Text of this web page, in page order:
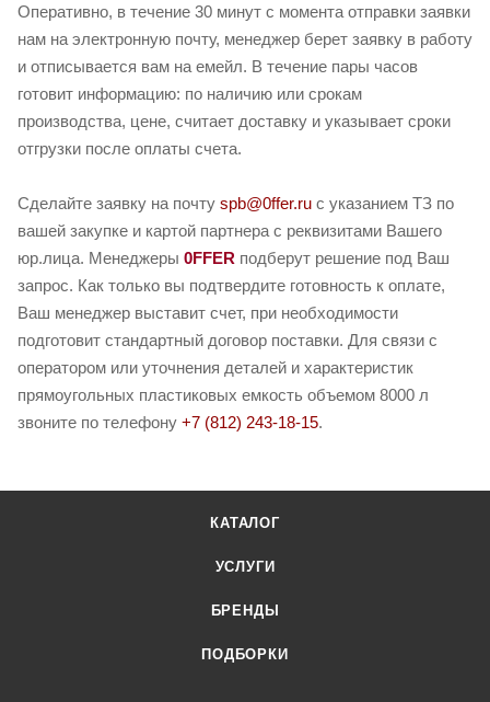
Оперативно, в течение 30 минут с момента отправки заявки
нам на электронную почту, менеджер берет заявку в работу
и отписывается вам на емейл. В течение пары часов
готовит информацию: по наличию или срокам
производства, цене, считает доставку и указывает сроки
отгрузки после оплаты счета.
Сделайте заявку на почту spb@0ffer.ru с указанием ТЗ по
вашей закупке и картой партнера с реквизитами Вашего
юр.лица. Менеджеры 0FFER подберут решение под Ваш
запрос. Как только вы подтвердите готовность к оплате,
Ваш менеджер выставит счет, при необходимости
подготовит стандартный договор поставки. Для связи с
оператором или уточнения деталей и характеристик
прямоугольных пластиковых емкость объемом 8000 л
звоните по телефону +7 (812) 243-18-15.
КАТАЛОГ
УСЛУГИ
БРЕНДЫ
ПОДБОРКИ